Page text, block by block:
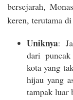
bersejarah,
keren, terutama
Uniknya:
dari
kota yang
hijau yang
tampak luar